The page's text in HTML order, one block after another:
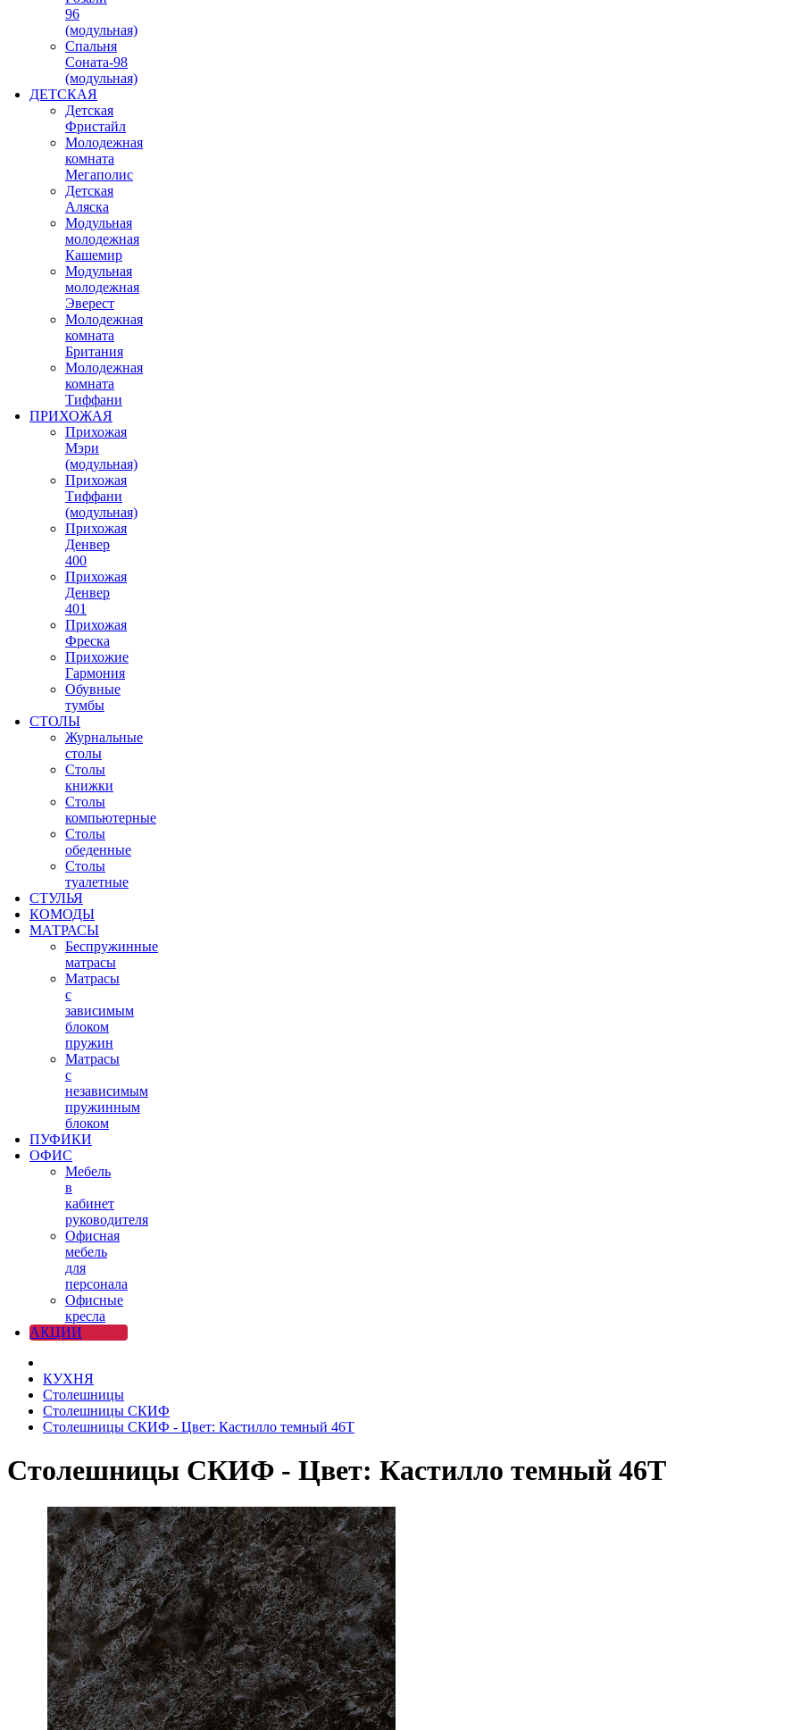
96
(модульная)
Спальня
Соната-98
(модульная)
ДЕТСКАЯ
Детская
Фристайл
Молодежная
комната
Мегаполис
Детская
Аляска
Модульная
молодежная
Кашемир
Модульная
молодежная
Эверест
Молодежная
комната
Британия
Молодежная
комната
Тиффани
ПРИХОЖАЯ
Прихожая
Мэри
(модульная)
Прихожая
Тиффани
(модульная)
Прихожая
Денвер
400
Прихожая
Денвер
401
Прихожая
Фреска
Прихожие
Гармония
Обувные
тумбы
СТОЛЫ
Журнальные
столы
Столы
книжки
Столы
компьютерные
Столы
обеденные
Столы
туалетные
СТУЛЬЯ
КОМОДЫ
МАТРАСЫ
Беспружинные
матрасы
Матрасы
с
зависимым
блоком
пружин
Матрасы
с
независимым
пружинным
блоком
ПУФИКИ
ОФИС
Мебель
в
кабинет
руководителя
Офисная
мебель
для
персонала
Офисные
кресла
АКЦИИ
КУХНЯ
Столешницы
Столешницы СКИФ
Столешницы СКИФ - Цвет: Кастилло темный 46Т
Столешницы СКИФ - Цвет: Кастилло темный 46Т